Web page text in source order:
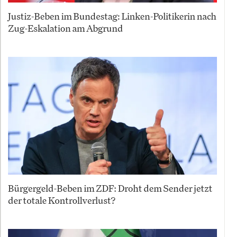
Justiz-Beben im Bundestag: Linken-Politikerin nach
Zug-Eskalation am Abgrund
Bürgergeld-Beben im ZDF: Droht dem Sender jetzt
der totale Kontrollverlust?